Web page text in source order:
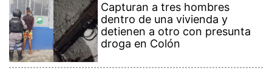
Capturan a tres hombres
dentro de una vivienda y
detienen a otro con presunta
droga en Colón